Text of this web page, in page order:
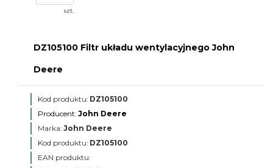
szt.
DZ105100 Filtr układu wentylacyjnego John
Deere
Kod produktu: DZ105100
Producent: John Deere
Marka: John Deere
Kod produktu: DZ105100
EAN produktu: